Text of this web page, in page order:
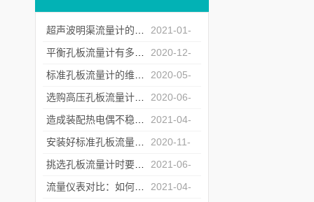
2021-01-
12
2020-12-
02
2020-05-
30
2020-06-
19
2021-04-
30
2020-11-
06
2021-06-
28
2021-04-